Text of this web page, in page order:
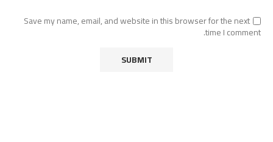
Save my name, email, and website in this browser for the next
time I comment.